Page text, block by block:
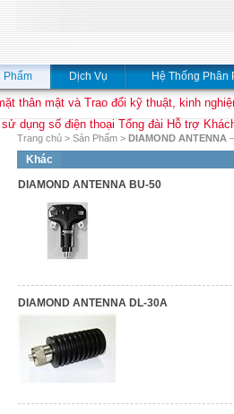
Phẩm Dịch Vụ Hệ Thống Phân
thân mật và Trao đổi kỹ thuật, kinh
dụng số điện thoại Tổng đài Hỗ trợ
Trang chủ > Sản Phẩm > DIAMOND ANTENNA
Khác
DIAMOND ANTENNA BU-50
DIAMOND ANTENNA DL-30A